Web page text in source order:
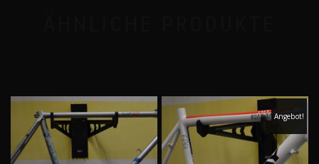
Angebot!